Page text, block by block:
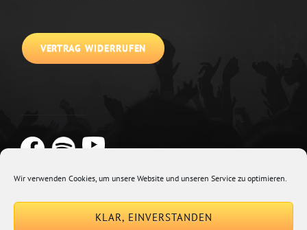
Wir verwenden Cookies, um unsere Website und unseren Service zu optimieren.
KLAR, EINVERSTANDEN
VERTRAG WIDERRUFEN
Euphony By Catch Themes